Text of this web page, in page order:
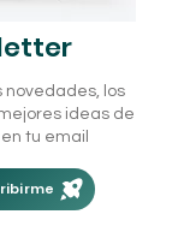
novedades, los
ideas de
tu email